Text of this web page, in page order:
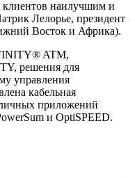
клиентов наилучшим и
Лелорье, президент
Восток и Африка).
ATM,
решения для
управления
кабельная
приложений
и OptiSPEED.